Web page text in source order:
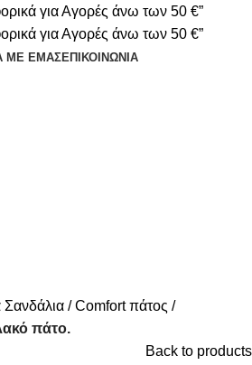
για Αγορές άνω των 50 €”
για Αγορές άνω των 50 €”
ΜΕ ΕΜΆΣΕΠΙΚΟΙΝΩΝΊΑ
Σανδάλια
Comfort πάτος
πάτο.
Back to products